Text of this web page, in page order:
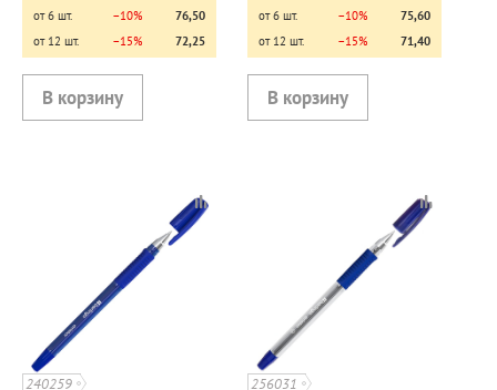
от 6 шт.
−10%
76,50
от 12 шт.
−15% 72,25
от 6 шт.
−10%
75,60
от 12 шт.
−15% 71,40
240259 256031